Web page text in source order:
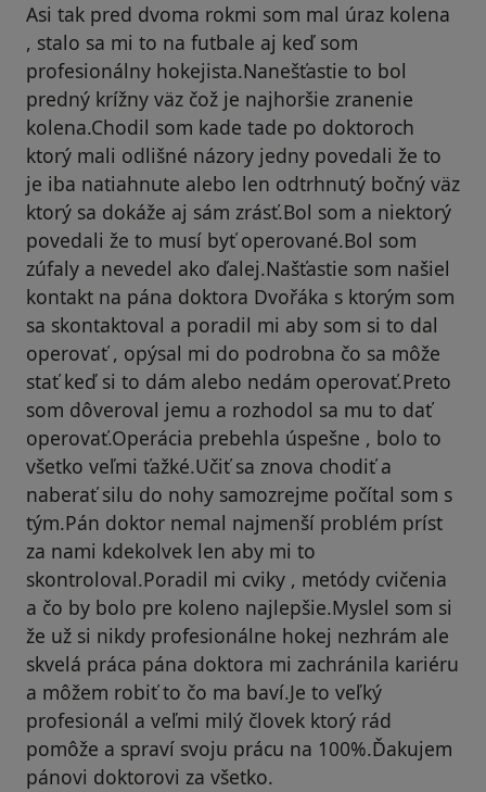
Asi tak pred dvoma rokmi som mal úraz kolena
, stalo sa mi to na futbale aj keď som
profesionálny hokejista.Nanešťastie to bol
predný krížny väz čož je najhoršie zranenie
kolena.Chodil som kade tade po doktoroch
ktorý mali odlišné názory jedny povedali že to
je iba natiahnute alebo len odtrhnutý bočný väz
ktorý sa dokáže aj sám zrásť.Bol som a niektorý
povedali že to musí byť operované.Bol som
zúfaly a nevedel ako ďalej.Našťastie som našiel
kontakt na pána doktora Dvořáka s ktorým som
sa skontaktoval a poradil mi aby som si to dal
operovať , opýsal mi do podrobna čo sa môže
stať keď si to dám alebo nedám operovať.Preto
som dôveroval jemu a rozhodol sa mu to dať
operovať.Operácia prebehla úspešne , bolo to
všetko veľmi ťažké.Učiť sa znova chodiť a
naberať silu do nohy samozrejme počítal som s
tým.Pán doktor nemal najmenší problém príst
za nami kdekolvek len aby mi to
skontroloval.Poradil mi cviky , metódy cvičenia
a čo by bolo pre koleno najlepšie.Myslel som si
že už si nikdy profesionálne hokej nezhrám ale
skvelá práca pána doktora mi zachránila kariéru
a môžem robiť to čo ma baví.Je to veľký
profesionál a veľmi milý človek ktorý rád
pomôže a spraví svoju prácu na 100%.Ďakujem
pánovi doktorovi za všetko.